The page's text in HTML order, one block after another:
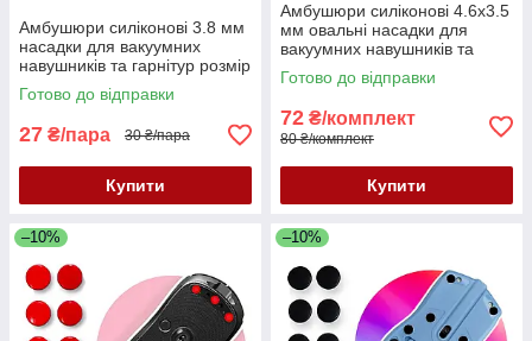
Амбушюри силіконові 3.8 мм
насадки для вакуумних
навушників та гарнітур розмір
M сіро-червоні
Готово до відправки
27 ₴/пара 30 ₴/пара
Купити
Амбушюри силіконові 4.6x3.5
мм овальні насадки для
вакуумних навушників та
гарнітур 3 пари розмір S/M/L
сірі
Готово до відправки
72 ₴/комплект
80 ₴/комплект
Купити
–10% –10%